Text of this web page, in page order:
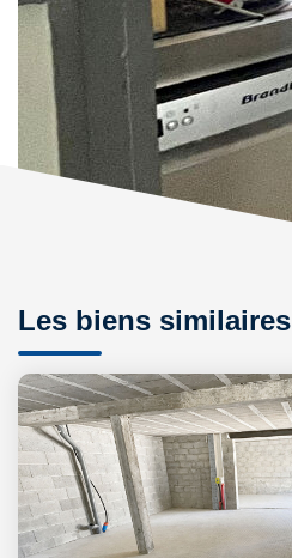
Les biens similaires